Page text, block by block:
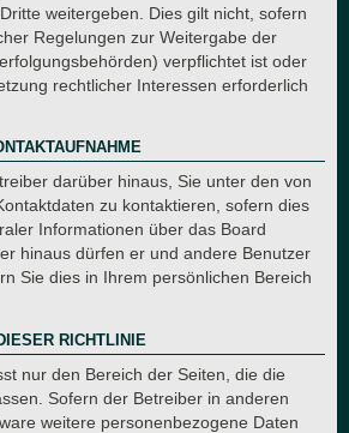
weitergeben. Dies gilt nicht, sofern
Regelungen zur Weitergabe der
verpflichtet ist oder
rechtlicher Interessen erforderlich
darüber hinaus, Sie unter den von
zu kontaktieren, sofern dies
Informationen über das Board
hinaus dürfen er und andere Benutzer
Sie dies in Ihrem persönlichen Bereich
RICHTLINIE
nur den Bereich der Seiten, die die
Sofern der Betreiber in anderen
weitere personenbezogene Daten